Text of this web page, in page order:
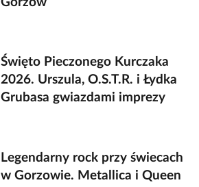
Święto Pieczonego Kurczaka
2026. Urszula, O.S.T.R. i Łydka
Grubasa gwiazdami imprezy
Legendarny rock przy świecach
w Gorzowie. Metallica i Queen